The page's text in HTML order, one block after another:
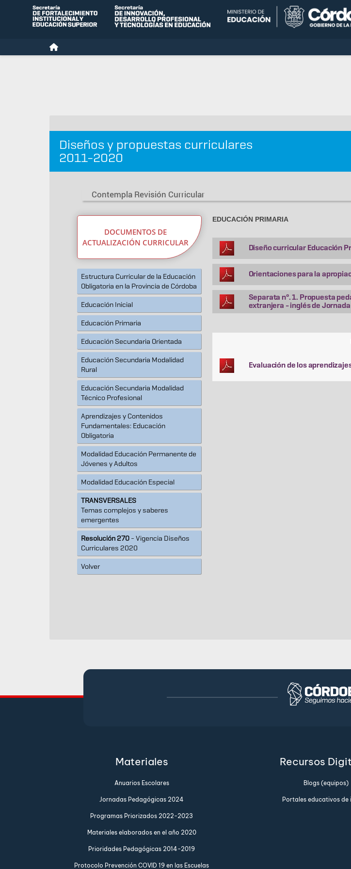
Diseños y propuestas curriculares
2011-2020
Contempla Revisión Curricular
DOCUMENTOS DE
ACTUALIZACIÓN CURRICULAR
Estructura Curricular de la Educación
Obligatoria en la Provincia de Córdoba
Educación Inicial
Educación Primaria
Educación Secundaria Orientada
Educación Secundaria Modalidad
Rural
Educación Secundaria Modalidad
Técnico Profesional
Aprendizajes y Contenidos
Fundamentales: Educación
Obligatoria
Modalidad Educación Permanente de
Jóvenes y Adultos
Modalidad Educación Especial
TRANSVERSALES
Temas complejos y saberes
emergentes
Resolución 270 - Vigencia Diseños
Curriculares 2020
Volver
EDUCACIÓN PRIMARIA
Diseño curricular Educación
Orientaciones para la
Separata nº. 1. Propuesta
extranjera - inglés de
Evaluación de los
Materiales
Anuarios Escolares
Jornadas Pedagógicas 2024
Programas Priorizados 2022-2023
Materiales elaborados en el año 2020
Prioridades Pedagógicas 2014-2019
Protocolo Prevención COVID 19 en las Escuelas
Recursos
Blogs (equipos)
Portales educativos de